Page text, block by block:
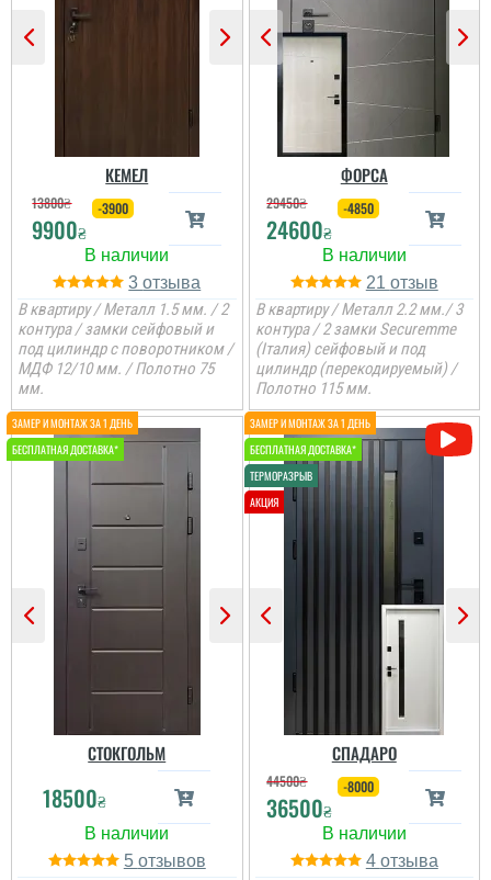
Сподобався конструктив
та наповненням. Тут ж
стеродур+мінвата і
фольгоізол ну і
терморозрив. Хлопці
установщик професійні
...
Іван
Класний дизайн,надійне
дерев'яне покриття,
допомогу у виборі
надійно....
Ростік
В магазині дуже великий
вибір і дуже
сподобалась дана
модель. Встановили
після замовлення....
читати всі відгуки
КЕМЕЛ
13800₴
9900₴
-3900
3
В квартиру / Металл 1.5 мм. / 2
контура / замки сейфовый и
под цилиндр с поворотником /
МДФ 12/10 мм. / Полотно 75
мм.
ФОРСА
29450₴
24600₴
-4850
21
В квартиру / Металл 2.2 мм./ 3
контура / 2 замки Securemme
(Італия) сейфовый и под
цилиндр (перекодируемый) /
Полотно 115 мм.
СТОКГОЛЬМ
18500₴
5
СПАДАРО
44500₴
36500₴
-8000
4